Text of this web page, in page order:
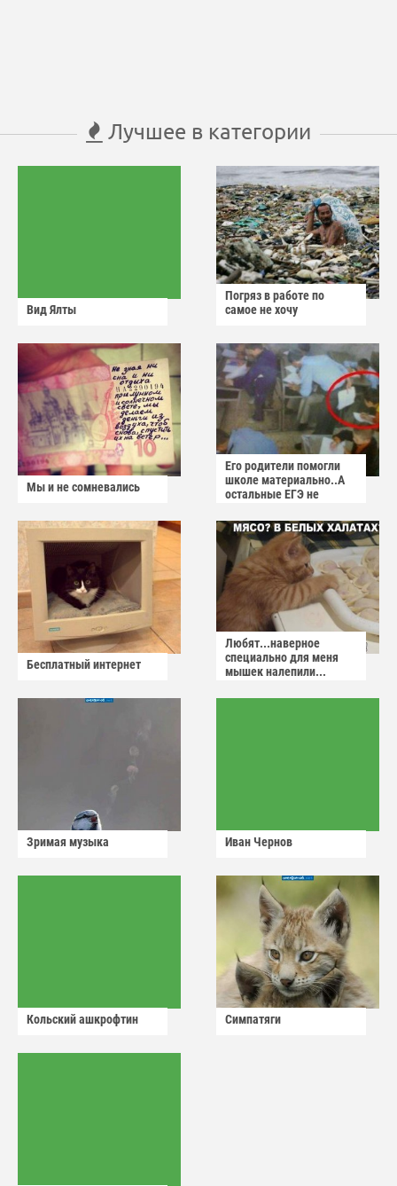
Лучшее в категории
Вид Ялты
Погряз в работе по
самое не хочу
Мы и не сомневались
Его родители помогли
школе материально..А
остальные ЕГЭ не
Бесплатный интернет
Любят...наверное
специально для меня
мышек налепили...
Зримая музыка Иван Чернов
Кольский ашкрофтин Симпатяги